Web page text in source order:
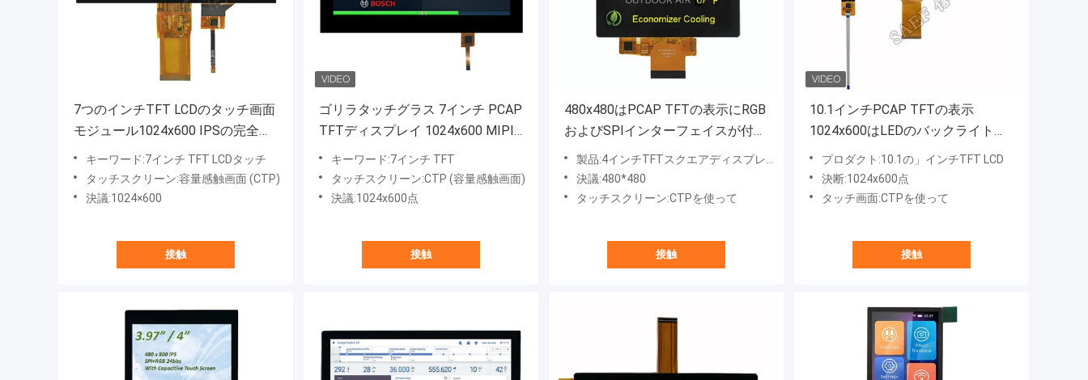
7つのインチTFT LCDのタッチ画面
モジュール1024x600 IPSの完全な
視野角RGBインターフェイス
キーワード:7インチ TFT LCDタッチ
タッチスクリーン:容量感触画面 (CTP)
決議:1024×600
接触
ゴリラタッチグラス 7インチ PCAP
TFTディスプレイ 1024x600 MIPI
インターフェース
キーワード:7インチ TFT
タッチスクリーン:CTP (容量感触画面)
決議:1024x600点
接触
480x480はPCAP TFTの表示にRGB
およびSPIインターフェイスが付い
ている4インチの正方形のタイプ40
ピン点を打つ
製品:4インチTFTスクエアディスプレイ
決議:480*480
タッチスクリーン:CTPを使って
接触
10.1インチPCAP TFTの表示
1024x600はLEDのバックライトが
付いているRGBインターフェイス
に点を打つ
プロダクト:10.1の」インチTFT LCD
決断:1024x600点
タッチ画面:CTPを使って
接触